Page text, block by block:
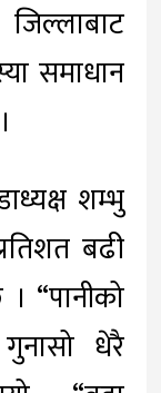
समाधान
शम्भु
बढी
“पानीको
धेरै